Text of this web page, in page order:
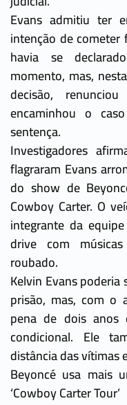
Evans admitiu ter
intenção de
havia se
momento, mas,
decisão,
encaminhou o
sentença.
Investigadores
flagraram Evans
do show de
Cowboy Carter. O
integrante da
drive com
roubado.
Kelvin Evans
prisão, mas, com o
pena de dois
condicional. Ele
distância das vítimas
Beyoncé usa mais
‘Cowboy Carter Tour’